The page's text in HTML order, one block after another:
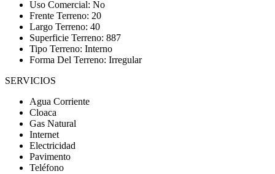
Uso Comercial: No
Frente Terreno: 20
Largo Terreno: 40
Superficie Terreno: 887
Tipo Terreno: Interno
Forma Del Terreno: Irregular
SERVICIOS
Agua Corriente
Cloaca
Gas Natural
Internet
Electricidad
Pavimento
Teléfono